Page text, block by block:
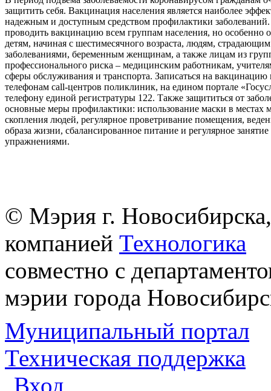
защитить себя. Вакцинация населения является наиболее
надежным и доступным средством профилактики заболеваний.
проводить вакцинацию всем группам населения, но особенно
детям, начиная с шестимесячного возраста, людям,
заболеваниями, беременным женщинам, а также лицам из
профессионального риска – медицинским работникам,
сферы обслуживания и транспорта. Записаться на
телефонам call-центров поликлиник, на едином портале
телефону единой регистратуры 122. Также защититься от
основные меры профилактики: использование маски в местах
скопления людей, регулярное проветривание помещения,
образа жизни, сбалансированное питание и регулярное
упражнениями.
© Мэрия г.
компанией Технологика
совместно с
мэрии города
Муниципальный портал
Техническая поддержка
Вход